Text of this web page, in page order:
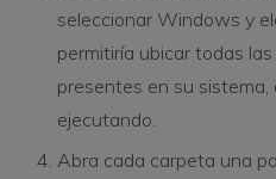
seleccionar Windows y
permitiría ubicar todas
presentes en su
ejecutando.
Abra cada carpeta una